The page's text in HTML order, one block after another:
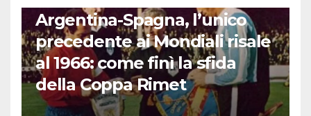
Argentina-Spagna, l’unico
precedente ai Mondiali risale
al 1966: come finì la sfida
della Coppa Rimet